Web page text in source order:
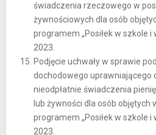
świadczenia rzeczowego w
żywnościowych dla osób
programem „Posiłek w szkole i
2023.
Podjęcie uchwały w sprawie
dochodowego uprawniającego
nieodpłatnie świadczenia
lub żywności dla osób
programem „Posiłek w szkole i
2023.